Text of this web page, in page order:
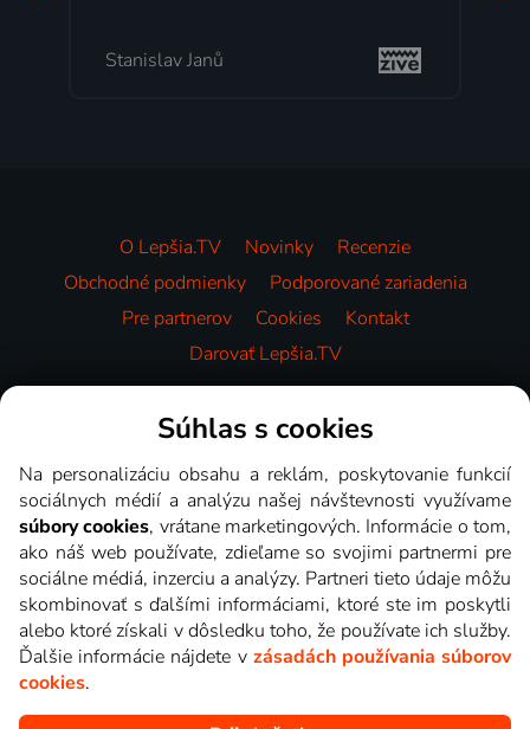
Milada Tomešová
O Lepšia.TV Novinky
Recenzie
Obchodné podmienky
Podporované zariadenia
Pre partnerov
Cookies
Kontakt
Darovať Lepšia.TV
Videotéka
Súhlas s cookies
Na personalizáciu obsahu a reklám, poskytovanie funkcií
sociálnych médií a analýzu našej návštevnosti využívame
súbory cookies, vrátane marketingových. Informácie o tom,
ako náš web používate, zdieľame so svojimi partnermi pre
sociálne médiá, inzerciu a analýzy. Partneri tieto údaje môžu
skombinovať s ďalšími informáciami, ktoré ste im poskytli
alebo ktoré získali v dôsledku toho, že používate ich služby.
Ďalšie informácie nájdete v zásadách používania súborov
cookies.